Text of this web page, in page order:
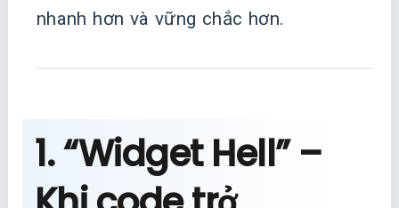
nhanh hơn và vững chắc hơn.
1. “Widget Hell” –